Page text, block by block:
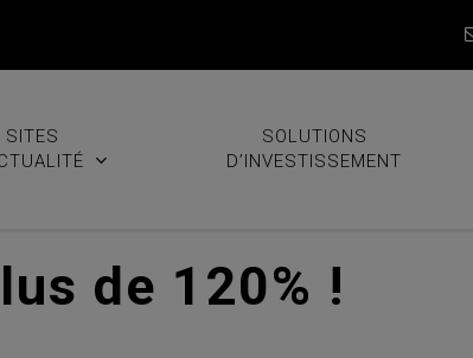
SITES
SOLUTIONS
D’INVESTISSEMENT
de 120% !